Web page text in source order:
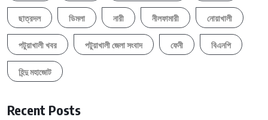
ছাত্রদল ডিমলা নারী নীলফামারী নোয়াখালী
পটুয়াখালী খবর পটুয়াখালী জেলা সংবাদ ফেনী বিএনপি
হিন্দু মহাজোট
Recent Posts